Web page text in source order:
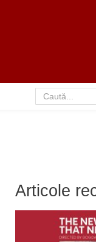
Articole